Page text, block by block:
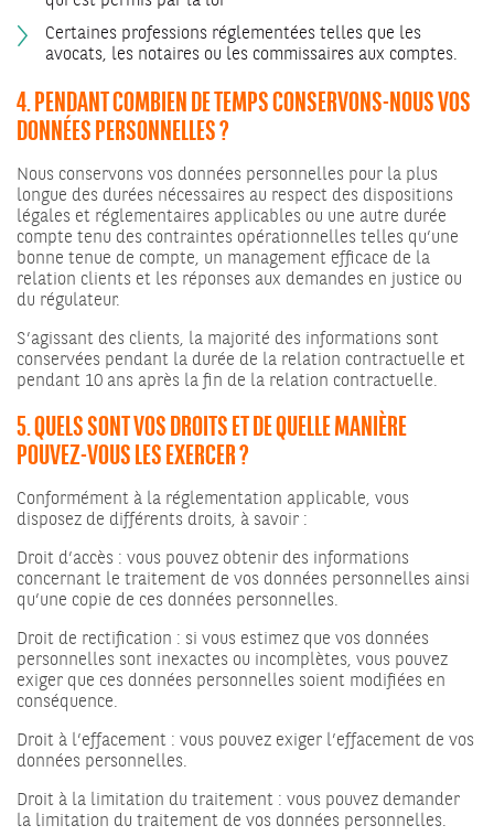
Certaines professions réglementées telles que les
avocats, les notaires ou les commissaires aux comptes.
4. PENDANT COMBIEN DE TEMPS CONSERVONS-NOUS VOS
DONNÉES PERSONNELLES ?
Nous conservons vos données personnelles pour la plus
longue des durées nécessaires au respect des dispositions
légales et réglementaires applicables ou une autre durée
compte tenu des contraintes opérationnelles telles qu’une
bonne tenue de compte, un management efficace de la
relation clients et les réponses aux demandes en justice ou
du régulateur.
S’agissant des clients, la majorité des informations sont
conservées pendant la durée de la relation contractuelle et
pendant 10 ans après la fin de la relation contractuelle.
5. QUELS SONT VOS DROITS ET DE QUELLE MANIÈRE
POUVEZ-VOUS LES EXERCER ?
Conformément à la réglementation applicable, vous
disposez de différents droits, à savoir :
Droit d’accès : vous pouvez obtenir des informations
concernant le traitement de vos données personnelles ainsi
qu’une copie de ces données personnelles.
Droit de rectification : si vous estimez que vos données
personnelles sont inexactes ou incomplètes, vous pouvez
exiger que ces données personnelles soient modifiées en
conséquence.
Droit à l’effacement : vous pouvez exiger l’effacement de vos
données personnelles.
Droit à la limitation du traitement : vous pouvez demander
la limitation du traitement de vos données personnelles.